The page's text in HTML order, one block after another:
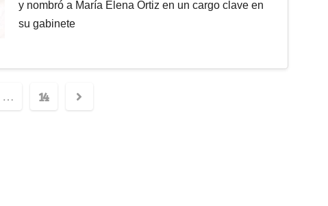
y nombró a María Elena Ortiz en un cargo clave en
su gabinete
… 14